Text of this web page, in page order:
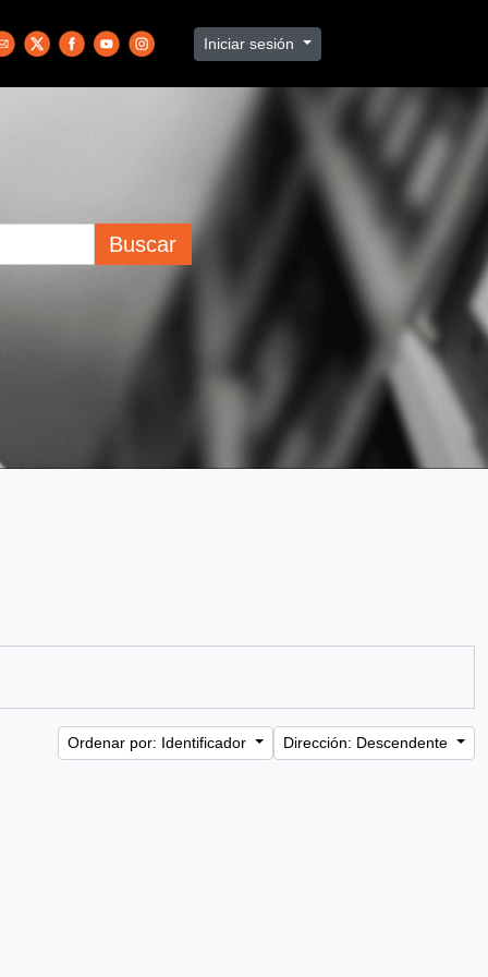
Iniciar sesión
Buscar
Ordenar por: Identificador Dirección: Descendente